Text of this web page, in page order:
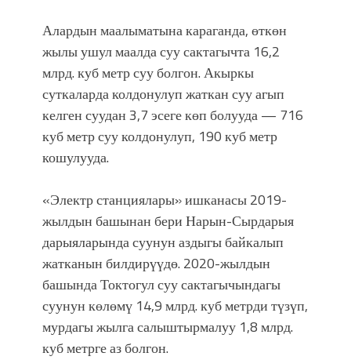
атка минерлер дагы катышса жакшы
болмок”
УЛУУ ЖУТТА УЛУТТУ САКТАГАН
ЖУСУП АБДРАХМАНОВ
Алардын маалыматына караганда, өткөн
жылы ушул маалда суу сактагычта 16,2
млрд. куб метр суу болгон. Акыркы
суткаларда колдонулуп жаткан суу агып
келген суудан 3,7 эсеге көп болууда — 716
куб метр суу колдонулуп, 190 куб метр
кошулууда.
«Электр станциялары» ишканасы 2019-
жылдын башынан бери Нарын-Сырдарыя
дарыяларында суунун аздыгы байкалып
жатканын билдирүүдө. 2020-жылдын
башында Токтогул суу сактагычындагы
суунун көлөмү 14,9 млрд. куб метрди түзүп,
мурдагы жылга салыштырмалуу 1,8 млрд.
куб метрге аз болгон.